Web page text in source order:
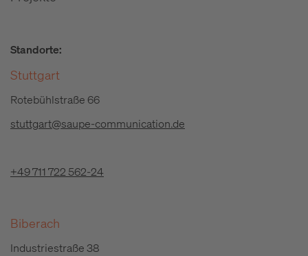
Standorte:
Stuttgart
Rotebühlstraße 66
stuttgart@saupe-communication.de
+49 711 722 562-24
Biberach
Industriestraße 38